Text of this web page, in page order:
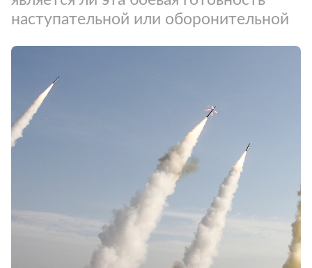
наступательной или оборонительной